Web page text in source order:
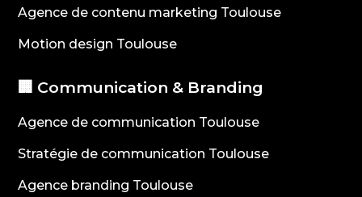
Agence de contenu marketing Toulouse
Motion design Toulouse
🏢 Communication & Branding
Agence de communication Toulouse
Stratégie de communication Toulouse
Agence branding Toulouse